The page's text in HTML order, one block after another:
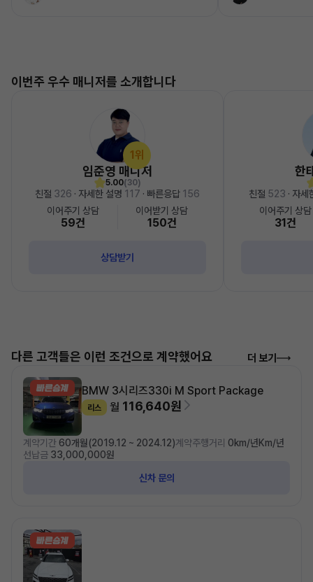
이번주 우수 매니저를 소개합니다
1위
임준영 매니저
5.00(30)
친절 326 · 자세한 설명 117 · 빠른응답 156
이어주기 상담
59건
이어받기 상담
150건
상담받기
한
친절 523 · 자
이어주기 상담
31건
다른 고객들은 이런 조건으로 계약했어요 더 보기
BMW 3시리즈330i M Sport Package
리스 월 116,640원
계약기간 60개월(2019.12 ~ 2024.12)계약주행거리 0km/년Km/년
선납금 33,000,000원
신차 문의